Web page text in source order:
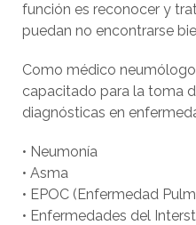
función es reconocer y
puedan no encontrarse
Como médico
capacitado para la toma
diagnósticas en
• Neumonía
• Asma
• EPOC (Enfermedad
• Enfermedades del